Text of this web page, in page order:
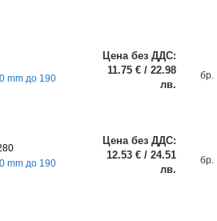
mm до 190
Цена без ДДС:
11.75 € / 22.98
лв.
бр.
mm до 190
Цена без ДДС:
12.53 € / 24.51
лв.
бр.